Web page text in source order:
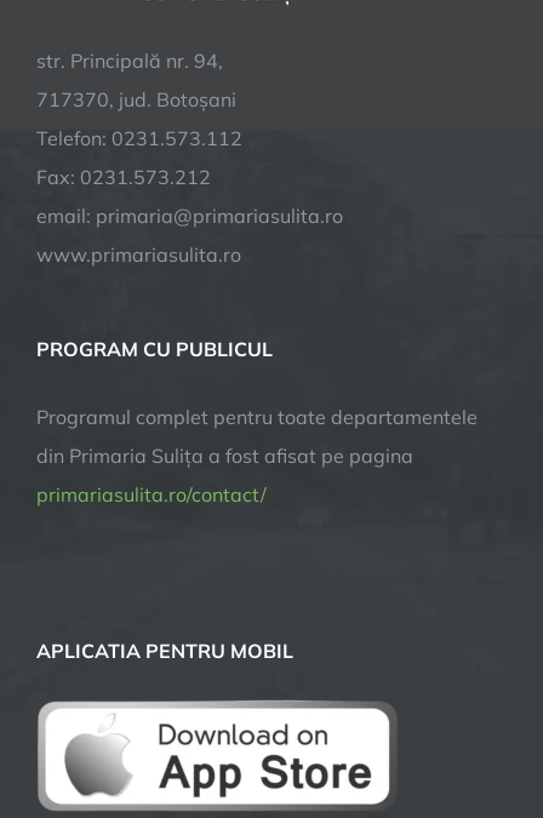
str. Principală nr. 94,
717370, jud. Botoșani
Telefon: 0231.573.112
Fax: 0231.573.212
email: primaria@primariasulita.ro
www.primariasulita.ro
PROGRAM CU PUBLICUL
Programul complet pentru toate departamentele
din Primaria Sulița a fost afisat pe pagina
primariasulita.ro/contact/
APLICATIA PENTRU MOBIL